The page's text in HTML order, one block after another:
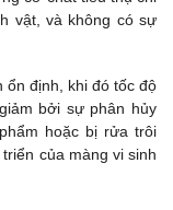
vật, và không có sự
ổn định, khi đó tốc độ
bởi sự phân hủy
hoặc bị rửa trôi
của màng vi sinh